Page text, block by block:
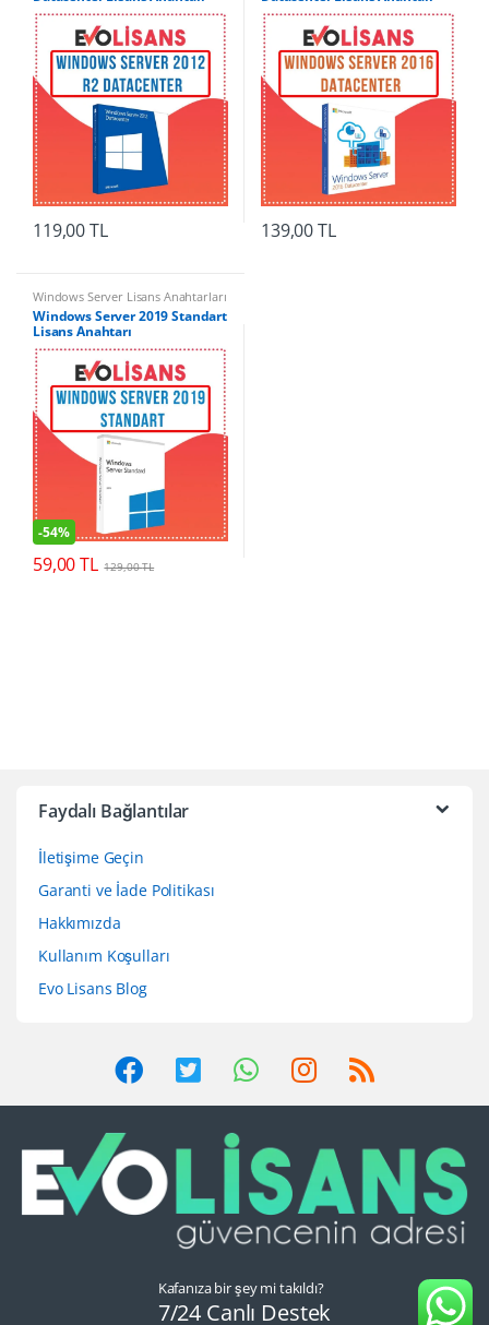
119,00TL 139,00TL
Windows Server Lisans Anahtarları
Windows Server 2019 Standart
Lisans Anahtarı
-54%
59,00TL 129,00TL
Faydalı Bağlantılar
İletişime Geçin
Garanti ve İade Politikası
Hakkımızda
Kullanım Koşulları
Evo Lisans Blog
Kafanıza bir şey mi takıldı?
7/24 Canlı Destek